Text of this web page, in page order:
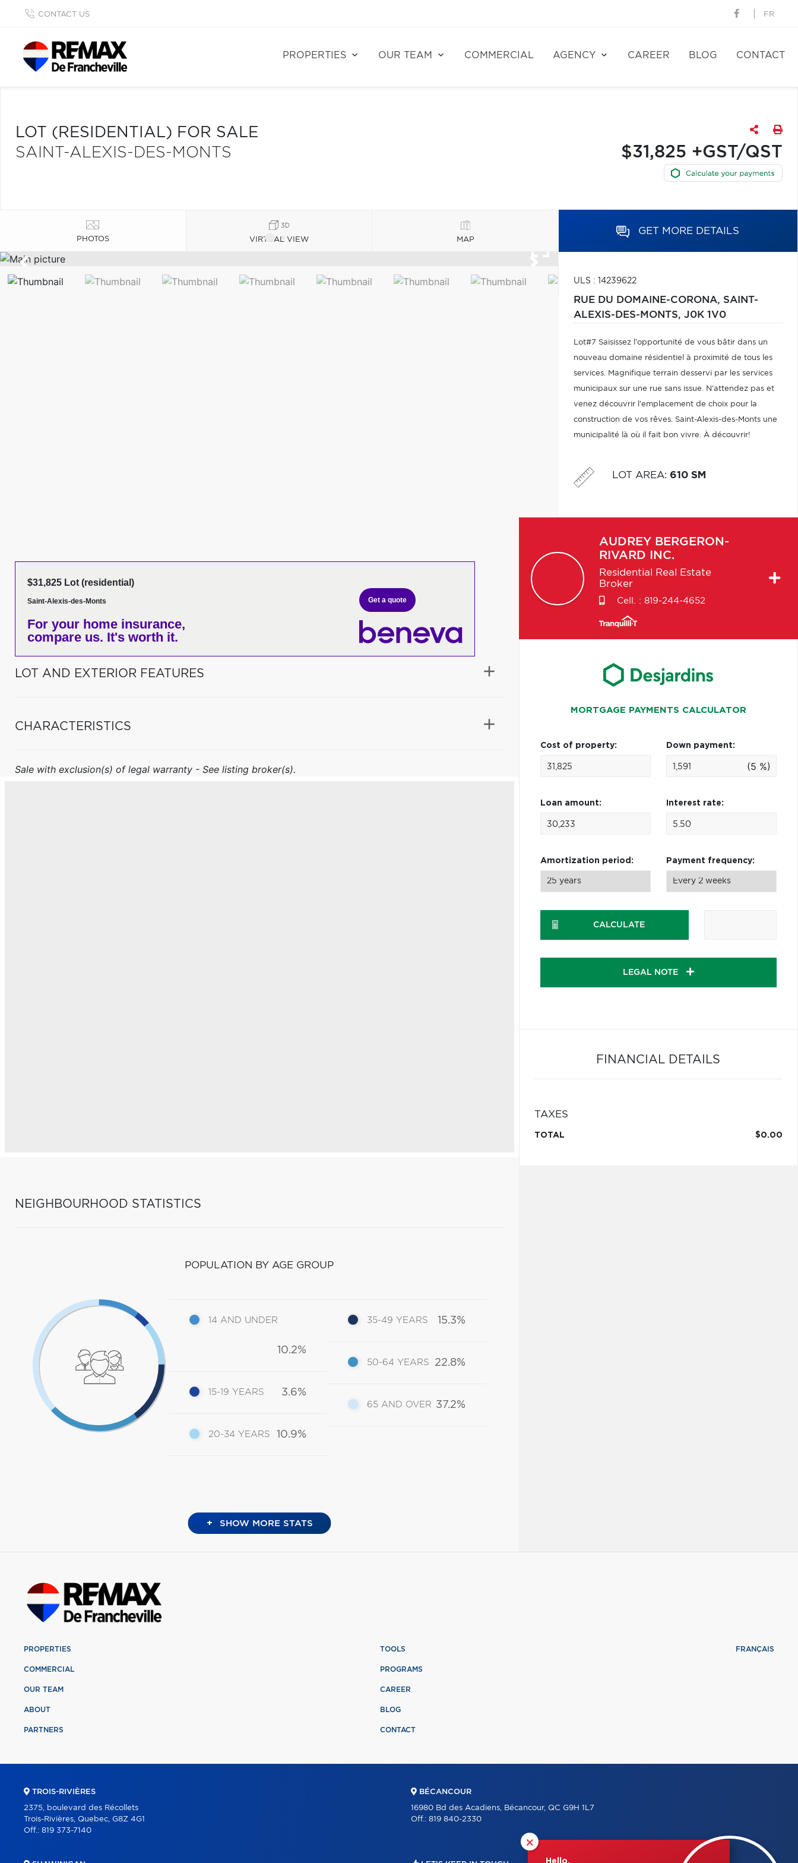
CONTACT US FR
PROPERTIES OUR TEAM COMMERCIAL AGENCY CAREER BLOG CONTACT
LOT (RESIDENTIAL) FOR SALE
SAINT-ALEXIS-DES-MONTS
$31,825 +GST/QST
PHOTOS VIRTUAL VIEW MAP
GET MORE DETAILS
ULS : 14239622
RUE DU DOMAINE-CORONA, SAINT-
ALEXIS-DES-MONTS, J0K 1V0
Lot#7 Saisissez l'opportunité de vous bâtir dans un
nouveau domaine résidentiel à proximité de tous les
services. Magnifique terrain desservi par les services
municipaux sur une rue sans issue. N'attendez pas et
venez découvrir l'emplacement de choix pour la
construction de vos rêves. Saint-Alexis-des-Monts une
municipalité là où il fait bon vivre. À découvrir!
LOT AREA: 610 SM
$31,825 Lot (residential)
Saint-Alexis-des-Monts
For your home insurance,
compare us. It's worth it.
Get a quote
LOT AND EXTERIOR FEATURES
CHARACTERISTICS
Sale with exclusion(s) of legal warranty - See listing broker(s).
NEIGHBOURHOOD STATISTICS
POPULATION BY AGE GROUP
14 AND UNDER
10.2%
15-19 YEARS 3.6%
20-34 YEARS 10.9%
35-49 YEARS 15.3%
50-64 YEARS 22.8%
65 AND OVER 37.2%
+ SHOW MORE STATS
AUDREY BERGERON-
RIVARD INC.
Residential Real Estate
Broker
Cell. : 819-244-4652
MORTGAGE PAYMENTS CALCULATOR
Cost of property: Down payment:
(5 %)
Loan amount: Interest rate:
Amortization period: Payment frequency:
CALCULATE
LEGAL NOTE
FINANCIAL DETAILS
TAXES
TOTAL $0.00
×
Hello,
PROPERTIES
COMMERCIAL
OUR TEAM
ABOUT
PARTNERS
TOOLS
PROGRAMS
CAREER
BLOG
CONTACT
FRANÇAIS
TROIS-RIVIÈRES
2375, boulevard des Récollets
Trois-Rivières, Quebec, G8Z 4G1
Off.: 819 373-7140
BÉCANCOUR
16980 Bd des Acadiens, Bécancour, QC G9H 1L7
Off.: 819 840-2330